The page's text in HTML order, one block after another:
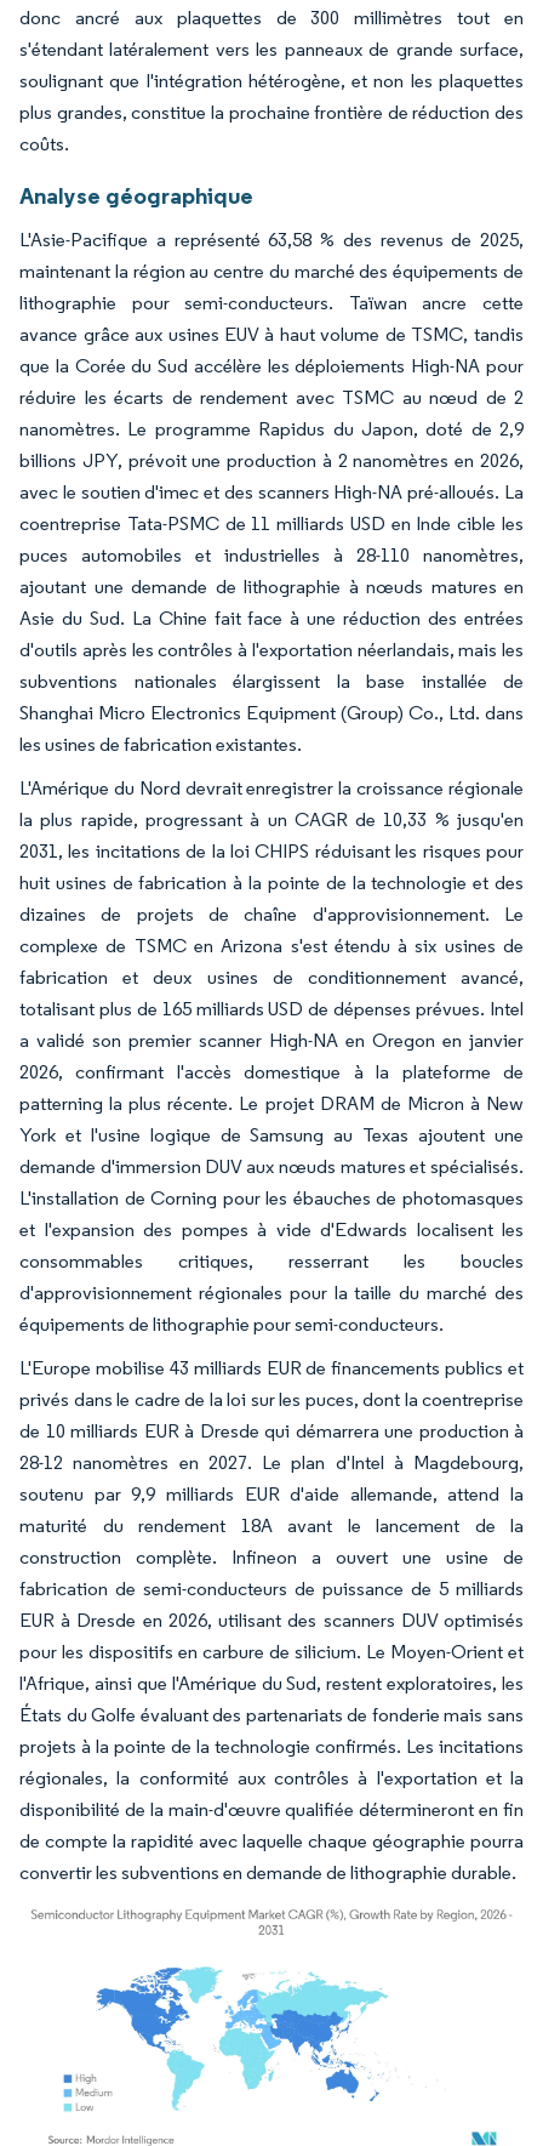
donc ancré aux plaquettes de 300 millimètres tout en
s'étendant latéralement vers les panneaux de grande surface,
soulignant que l'intégration hétérogène, et non les plaquettes
plus grandes, constitue la prochaine frontière de réduction des
coûts.
Analyse géographique
L'Asie-Pacifique a représenté 63,58 % des revenus de 2025,
maintenant la région au centre du marché des équipements de
lithographie pour semi-conducteurs. Taïwan ancre cette
avance grâce aux usines EUV à haut volume de TSMC, tandis
que la Corée du Sud accélère les déploiements High-NA pour
réduire les écarts de rendement avec TSMC au nœud de 2
nanomètres. Le programme Rapidus du Japon, doté de 2,9
billions JPY, prévoit une production à 2 nanomètres en 2026,
avec le soutien d'imec et des scanners High-NA pré-alloués. La
coentreprise Tata-PSMC de 11 milliards USD en Inde cible les
puces automobiles et industrielles à 28-110 nanomètres,
ajoutant une demande de lithographie à nœuds matures en
Asie du Sud. La Chine fait face à une réduction des entrées
d'outils après les contrôles à l'exportation néerlandais, mais les
subventions nationales élargissent la base installée de
Shanghai Micro Electronics Equipment (Group) Co., Ltd. dans
les usines de fabrication existantes.
L'Amérique du Nord devrait enregistrer la croissance régionale
la plus rapide, progressant à un CAGR de 10,33 % jusqu'en
2031, les incitations de la loi CHIPS réduisant les risques pour
huit usines de fabrication à la pointe de la technologie et des
dizaines de projets de chaîne d'approvisionnement. Le
complexe de TSMC en Arizona s'est étendu à six usines de
fabrication et deux usines de conditionnement avancé,
totalisant plus de 165 milliards USD de dépenses prévues. Intel
a validé son premier scanner High-NA en Oregon en janvier
2026, confirmant l'accès domestique à la plateforme de
patterning la plus récente. Le projet DRAM de Micron à New
York et l'usine logique de Samsung au Texas ajoutent une
demande d'immersion DUV aux nœuds matures et spécialisés.
L'installation de Corning pour les ébauches de photomasques
et l'expansion des pompes à vide d'Edwards localisent les
consommables critiques, resserrant les boucles
d'approvisionnement régionales pour la taille du marché des
équipements de lithographie pour semi-conducteurs.
L'Europe mobilise 43 milliards EUR de financements publics et
privés dans le cadre de la loi sur les puces, dont la coentreprise
de 10 milliards EUR à Dresde qui démarrera une production à
28-12 nanomètres en 2027. Le plan d'Intel à Magdebourg,
soutenu par 9,9 milliards EUR d'aide allemande, attend la
maturité du rendement 18A avant le lancement de la
construction complète. Infineon a ouvert une usine de
fabrication de semi-conducteurs de puissance de 5 milliards
EUR à Dresde en 2026, utilisant des scanners DUV optimisés
pour les dispositifs en carbure de silicium. Le Moyen-Orient et
l'Afrique, ainsi que l'Amérique du Sud, restent exploratoires, les
États du Golfe évaluant des partenariats de fonderie mais sans
projets à la pointe de la technologie confirmés. Les incitations
régionales, la conformité aux contrôles à l'exportation et la
disponibilité de la main-d'œuvre qualifiée détermineront en fin
de compte la rapidité avec laquelle chaque géographie pourra
convertir les subventions en demande de lithographie durable.